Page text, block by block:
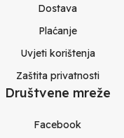
Dostava
Plaćanje
Uvjeti korištenja
Zaštita privatnosti
Društvene mreže
Facebook